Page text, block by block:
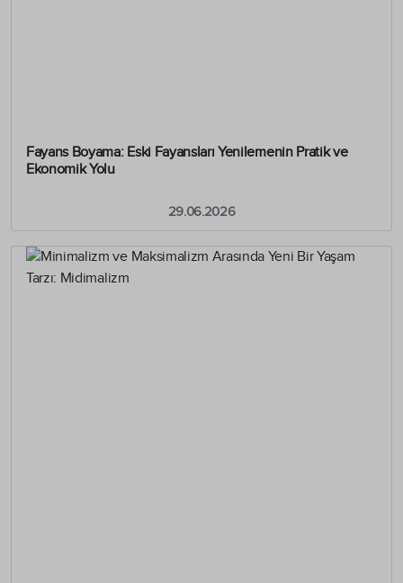
Fayans Boyama: Eski Fayansları Yenilemenin Pratik ve
Ekonomik Yolu
29.06.2026